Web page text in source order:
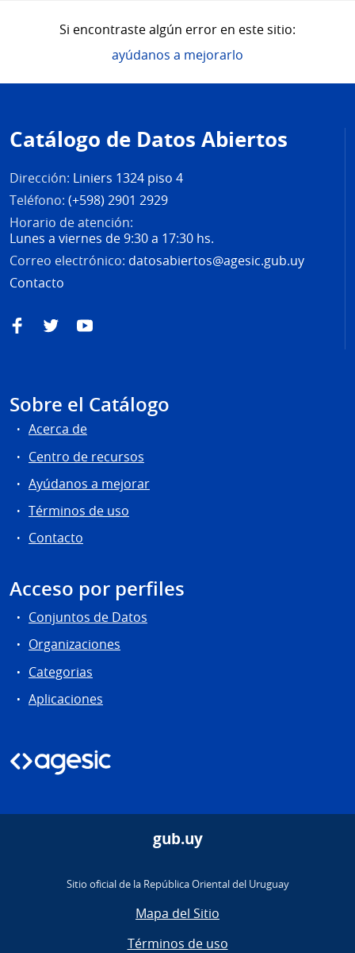
Si encontraste algún error en este sitio:
ayúdanos a mejorarlo
de
página
Catálogo de Datos Abiertos
Dirección: Liniers 1324 piso 4
Teléfono: (+598) 2901 2929
Horario de atención:
Lunes a viernes de 9:30 a 17:30 hs.
Correo electrónico: datosabiertos@agesic.gub.uy
Contacto
FacebookTwitterYouTube
Sobre el Catálogo
Acerca de
Centro de recursos
Ayúdanos a mejorar
Términos de uso
Contacto
Acceso por perfiles
Conjuntos de Datos
Organizaciones
Categorias
Aplicaciones
gub.uy
Sitio oficial de la República Oriental del Uruguay
Mapa del Sitio
Términos de uso